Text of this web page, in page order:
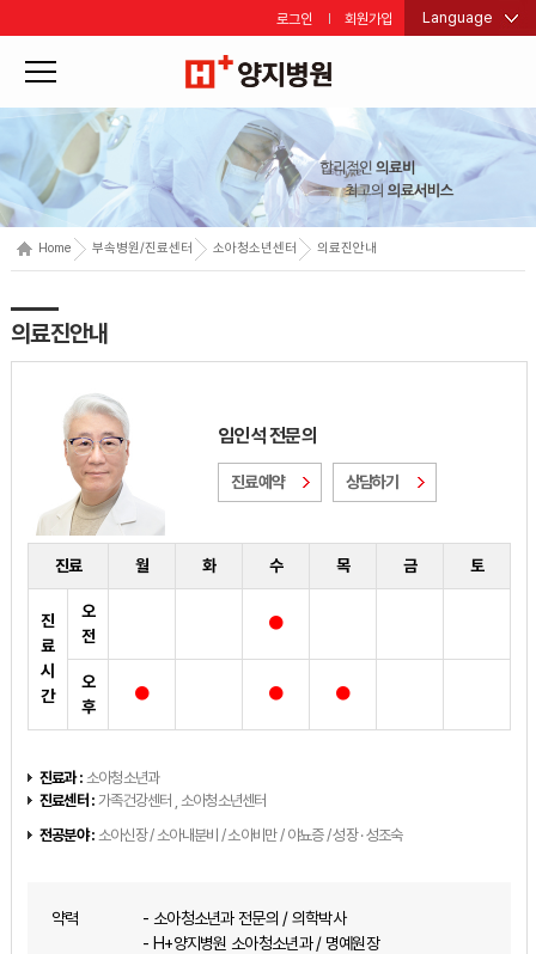
로그인 회원가입 Language
Home 부속병원/진료센터 소아청소년센터 의료진안내
의료진안내
임인석 전문의
진료예약 상담하기
진료 월 화 수 목 금 토
진
료
시
간
오
전
오
후
진료과 : 소아청소년과
진료센터 : 가족건강센터 , 소아청소년센터
전공분야 : 소아신장 / 소아내분비 / 소아비만 / 야뇨증 / 성장 · 성조숙
약력
- 소아청소년과 전문의 / 의학박사
- H+양지병원 소아청소년과 / 명예원장